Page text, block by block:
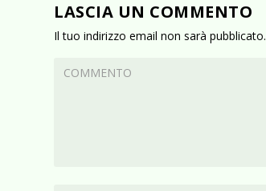
LASCIA UN COMMENTO
Il tuo indirizzo email non sarà pubblicato.